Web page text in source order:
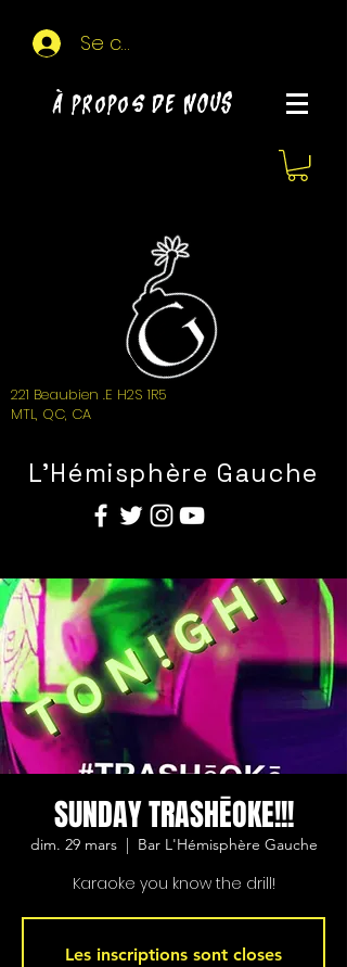
Se connecter
À propos de NOUS
221 Beaubien .E H2S 1R5
MTL, QC, CA
L'Hémisphère Gauche
SUNDAY TRASHĒOKE!!!
dim. 29 mars
  |
Bar L'Hémisphère Gauche
Karaoke you know the drill!
Les inscriptions sont closes